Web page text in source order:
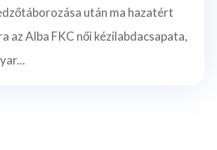
után ma hazatért
az Alba FKC női kézilabdacsapata,